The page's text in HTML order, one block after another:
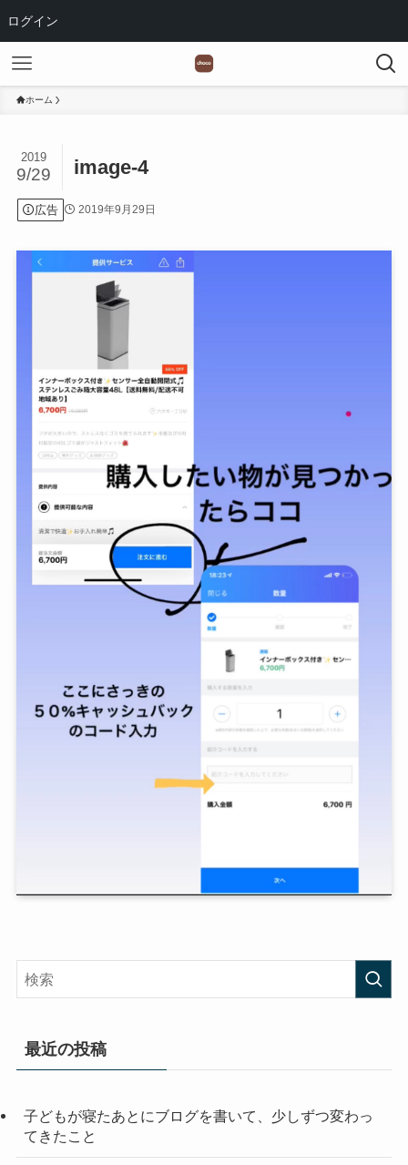
ログイン
ホーム
image-4
2019
9/29
広告 2019年9月29日
最近の投稿
子どもが寝たあとにブログを書いて、少しずつ変わっ
てきたこと